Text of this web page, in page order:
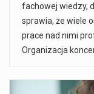
fachowej wiedzy,
sprawia, że wiele
prace nad nimi
Organizacja